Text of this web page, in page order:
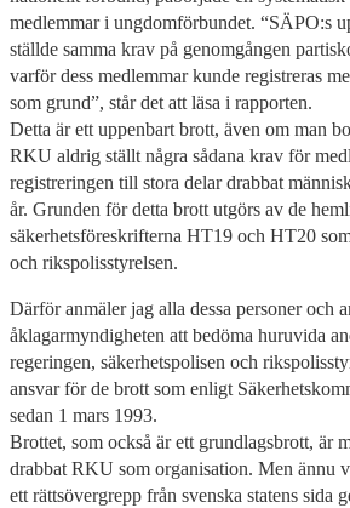
medlemmar i ungdomförbundet. “SÄPO:s
ställde samma krav på genomgången
varför dess medlemmar kunde registreras
som grund”, står det att läsa i rapporten.
Detta är ett uppenbart brott, även om man
RKU aldrig ställt några sådana krav för
registreringen till stora delar drabbat
år. Grunden för detta brott utgörs av de
säkerhetsföreskrifterna HT19 och HT20
och rikspolisstyrelsen.
Därför anmäler jag alla dessa personer och
åklagarmyndigheten att bedöma huruvida
regeringen, säkerhetspolisen och
ansvar för de brott som enligt
sedan 1 mars 1993.
Brottet, som också är ett grundlagsbrott, är
drabbat RKU som organisation. Men ännu
ett rättsövergrepp från svenska statens sida